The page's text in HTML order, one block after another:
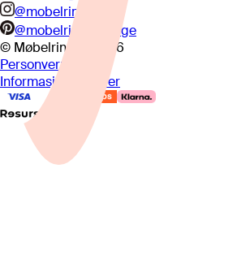
@mobelringen
@mobelringennorge
© Møbelringen
2026
Personvern
Informasjonskapsler